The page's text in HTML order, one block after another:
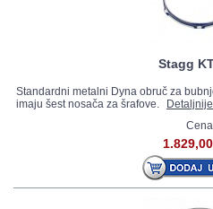
Stagg
Standardni metalni Dyna obruč za
imaju šest nosača za šrafove.